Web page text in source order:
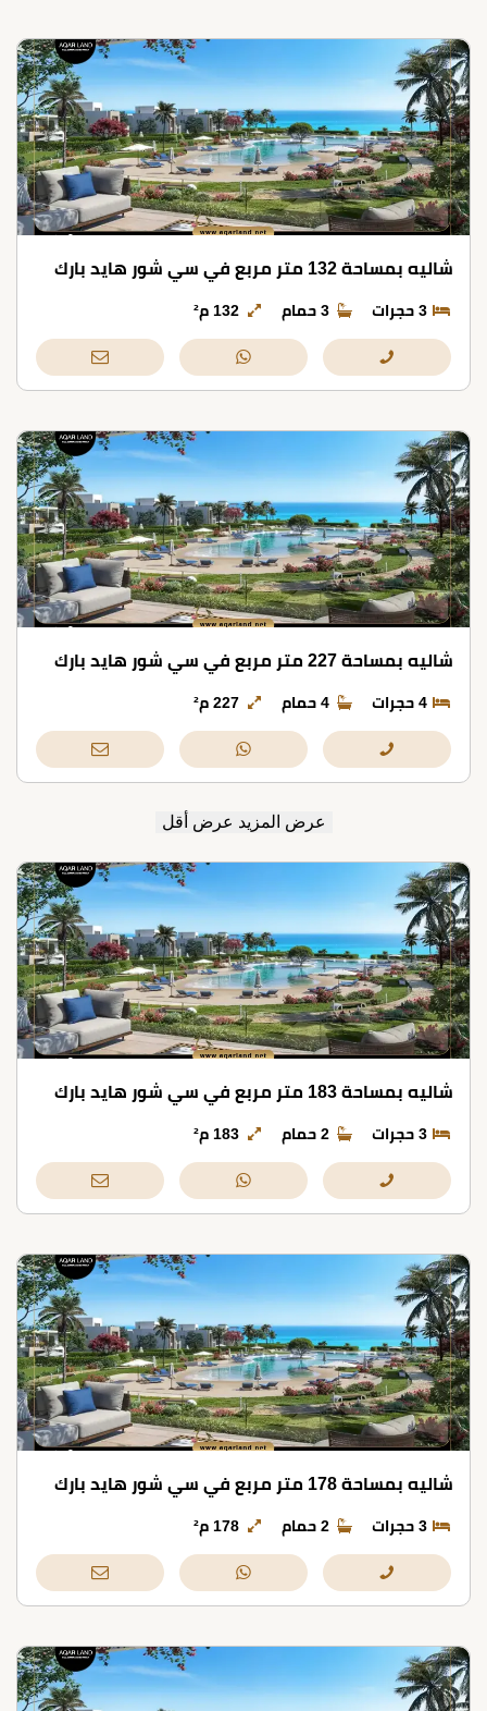
شاليه بمساحة 132 متر مربع في سي شور هايد بارك
3 حجرات 3 حمام 132 م²
شاليه بمساحة 227 متر مربع في سي شور هايد بارك
4 حجرات 4 حمام 227 م²
عرض المزيد عرض أقل
شاليه بمساحة 183 متر مربع في سي شور هايد بارك
3 حجرات 2 حمام 183 م²
شاليه بمساحة 178 متر مربع في سي شور هايد بارك
3 حجرات 2 حمام 178 م²